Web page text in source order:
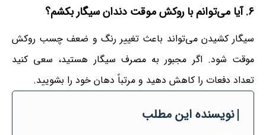
۶. آیا می‌توانم با روکش موقت دندان سیگار بکشم؟
سیگار کشیدن می‌تواند باعث تغییر رنگ و ضعف چسب روکش
موقت شود. اگر مجبور به مصرف سیگار هستید، سعی کنید
تعداد دفعات را کاهش دهید و مرتباً دهان خود را بشویید.
نویسنده این مطلب